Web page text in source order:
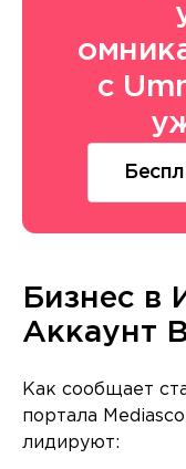
с
Бизнес в
Аккаунт
Как сообщает
портала
лидируют: